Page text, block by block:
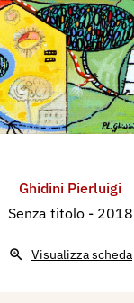
Ghidini Pierluigi
Senza titolo - 2018
Visualizza scheda